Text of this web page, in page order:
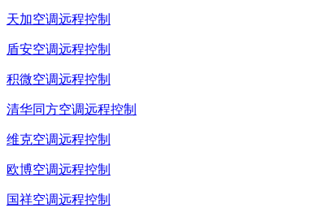
天加空调远程控制
盾安空调远程控制
积微空调远程控制
清华同方空调远程控制
维克空调远程控制
欧博空调远程控制
国祥空调远程控制